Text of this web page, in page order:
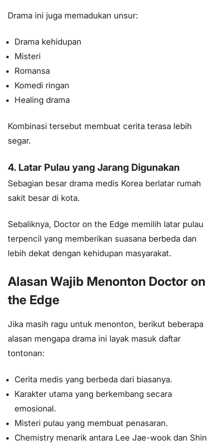
Drama ini juga memadukan unsur:
Drama kehidupan
Misteri
Romansa
Komedi ringan
Healing drama
Kombinasi tersebut membuat cerita terasa lebih
segar.
4. Latar Pulau yang Jarang Digunakan
Sebagian besar drama medis Korea berlatar rumah
sakit besar di kota.
Sebaliknya, Doctor on the Edge memilih latar pulau
terpencil yang memberikan suasana berbeda dan
lebih dekat dengan kehidupan masyarakat.
Alasan Wajib Menonton Doctor on
the Edge
Jika masih ragu untuk menonton, berikut beberapa
alasan mengapa drama ini layak masuk daftar
tontonan:
Cerita medis yang berbeda dari biasanya.
Karakter utama yang berkembang secara
emosional.
Misteri pulau yang membuat penasaran.
Chemistry menarik antara Lee Jae-wook dan Shin